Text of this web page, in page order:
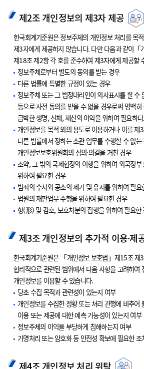
제2조 개인정보의 제3자 제공
한국회계기준원은 정보주체의 개인정보 처리를 목
제3자에게 제공하지 않습니다. 다만 다음과 같이「
제18조 제2항 각 호를 준수하여 제3자에게 제공할
정보주체로부터 별도의 동의를 받는 경우
다른 법률에 특별한 규정이 있는 경우
정보주체 또는 그 법정대리인이 의사표시를 할 수
등으로 사전 동의를 받을 수 없을 경우로써 명백히
급박한 생명, 신체, 재산의 이익을 위하여 필요하
개인정보를 목적 외의 용도로 이용하거나 이를 제
다른 법률에서 정하는 소관 업무를 수행할 수 없는
개인정보보호위원회의 심의·의결을 거친 경우
조약, 그 밖의 국제협정의 이행을 위하여 외국정부
위하여 필요한 경우
범죄의 수사와 공소의 제기 및 유지를 위하여 필요
법원의 재판업무 수행을 위하여 필요한 경우
형(形) 및 감호, 보호처분의 집행을 위하여 필요한
제3조 개인정보의 추가적 이용·제
한국회계기준원은 「개인정보 보호법」제15조 제
합리적으로 관련된 범위에서 다음 사항을 고려하여
개인정보를 이용할 수 있습니다.
당초 수집 목적과 관련성이 있는지 여부
개인정보를 수집한 정황 또는 처리 관행에 비추어
이용 또는 제공에 대한 예측 가능성이 있는지 여부
정보주체의 이익을 부당하게 침해하는지 여부
가명처리 또는 암호화 등 안전성 확보에 필요한 조